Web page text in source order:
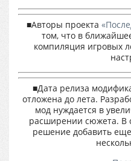
■Авторы проекта
том, что в
компиляция игровых
■Дата релиза
отложена до лета.
мод нуждается в
расширении сюжета. В
решение добавить